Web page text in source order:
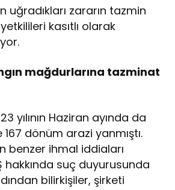
uğradıkları zararın tazmin
kasıtlı olarak
mağdurlarına tazminat
yılının Haziran ayında da
167 dönüm arazi yanmıştı.
benzer ihmal iddiaları
hakkında suç duyurusunda
bilirkişiler, şirketi